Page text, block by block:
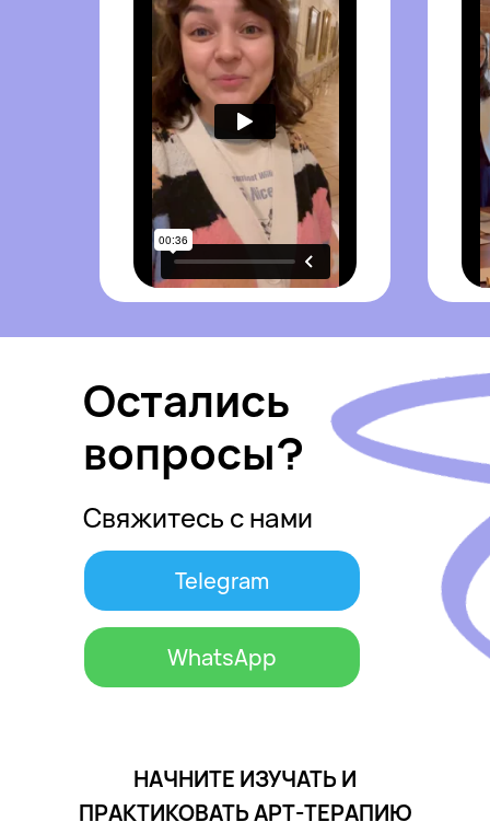
Остались
вопросы?
Свяжитесь с нами
Telegram
WhatsApp
НАЧНИТЕ ИЗУЧАТЬ И
ПРАКТИКОВАТЬ АРТ-ТЕРАПИЮ